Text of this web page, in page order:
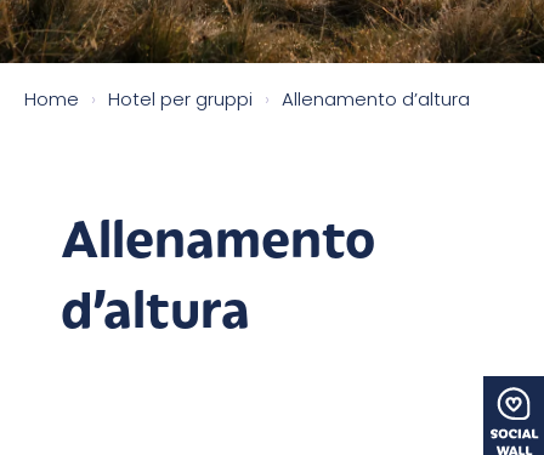
Home › Hotel per gruppi › Allenamento d’altura
Allenamento
d’altura